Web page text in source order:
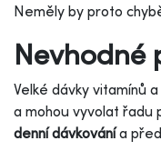
Neměly by proto
Nevhodné
Velké dávky vitamínů
a mohou vyvolat řadu
denní dávkovánía